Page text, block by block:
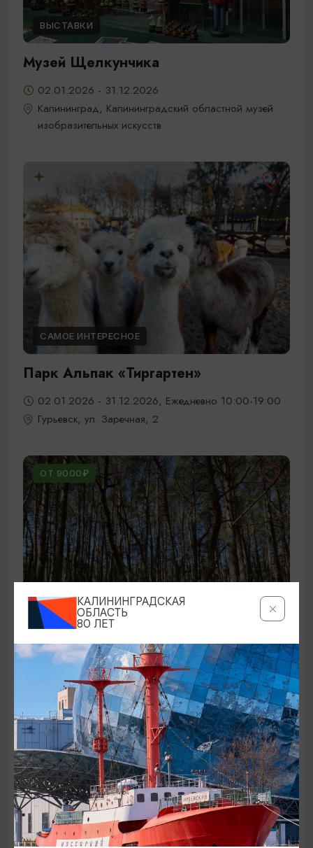
ВЫСТАВКИ
Музей Щелкунчика
02.01.2026 - 31.12.2026
Калининград, Калининградский областной музей
изобразительных искусств
САМОЕ ИНТЕРЕСНОЕ
Парк Альпак «Тиргартен»
02.01.2026 - 31.12.2026, Ежедневно 10:00-19:00
Гурьевск, ул. Заречная, 2
ОТ 9000₽
ЭКСКУРСИИ УЧРЕЖДЕНИЙ КУЛЬТУРЫ
Аудиоспектакль «Истории Куршской
косы»
01.02.2026 - 31.12.2026, 13:00
Куршская коса
ОТ 2500₽
КАЛИНИНГРАДСКАЯ
ОБЛАСТЬ
80 ЛЕТ